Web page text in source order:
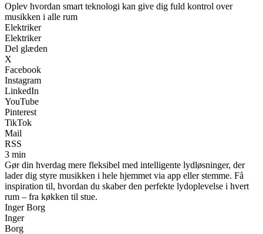
Oplev hvordan smart teknologi kan give dig fuld kontrol over
musikken i alle rum
Elektriker
Elektriker
Del glæden
X
Facebook
Instagram
LinkedIn
YouTube
Pinterest
TikTok
Mail
RSS
3 min
Gør din hverdag mere fleksibel med intelligente lydløsninger, der
lader dig styre musikken i hele hjemmet via app eller stemme. Få
inspiration til, hvordan du skaber den perfekte lydoplevelse i hvert
rum – fra køkken til stue.
Inger Borg
Inger
Borg